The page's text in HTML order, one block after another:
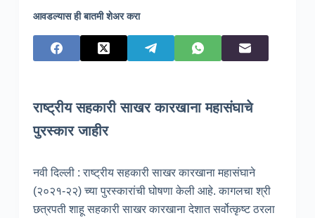
आवडल्यास ही बातमी शेअर करा
राष्ट्रीय सहकारी साखर कारखाना महासंघाचे
पुरस्कार जाहीर
नवी दिल्ली : राष्ट्रीय सहकारी साखर कारखाना महासंघाने
(२०२१-२२) च्या पुरस्कारांची घोषणा केली आहे. कागलचा श्री
छत्रपती शाहू सहकारी साखर कारखाना देशात सर्वोत्कृष्ट ठरला